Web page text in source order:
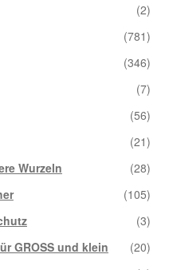
(2)
(781)
(346)
(7)
(56)
(21)
Wurzeln
(28)
(105)
(3)
GROSS und klein
(20)